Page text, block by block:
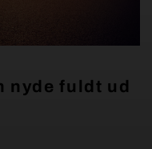
nyde fuldt ud